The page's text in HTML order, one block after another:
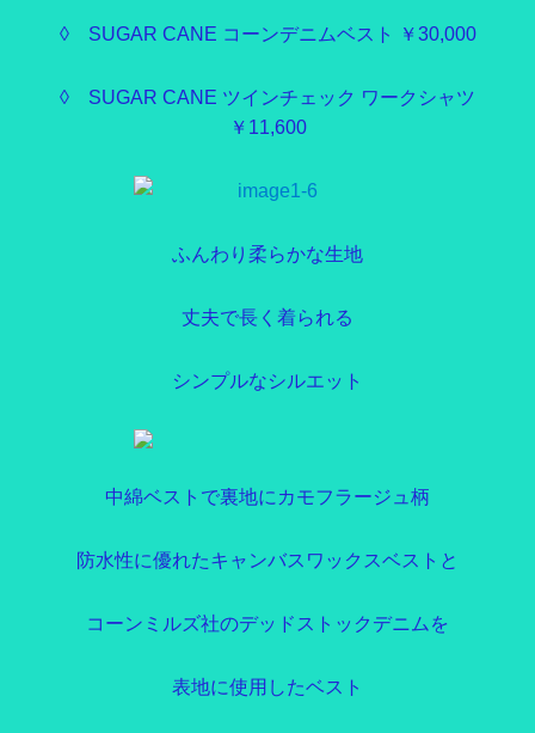
◊ SUGAR CANE コーンデニムベスト ￥30,000
◊ SUGAR CANE ツインチェック ワークシャツ
￥11,600
ふんわり柔らかな生地
丈夫で長く着られる
シンプルなシルエット
中綿ベストで裏地にカモフラージュ柄
防水性に優れたキャンバスワックスベストと
コーンミルズ社のデッドストックデニムを
表地に使用したベスト